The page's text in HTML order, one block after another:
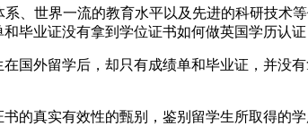
、世界一流的教育水平以及先进的科研技术
毕业证没有拿到学位证书如何做英国学历认证
国外留学后，却只有成绩单和毕业证，并没
的真实有效性的甄别，鉴别留学生所取得的